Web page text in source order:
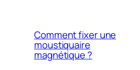
Comment fixer une
moustiquaire
magnétique ?